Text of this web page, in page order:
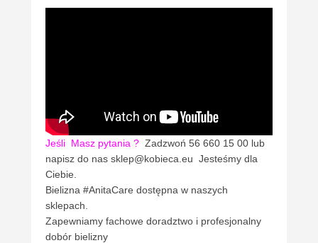
Jeśli Masz pytania ? Zadzwoń 56 660 15 00 lub
napisz do nas sklep@kobieca.eu Jesteśmy dla
Ciebie.
Bielizna #AnitaCare dostępna w naszych
sklepach.
Zapewniamy fachowe doradztwo i profesjonalny
dobór bielizny